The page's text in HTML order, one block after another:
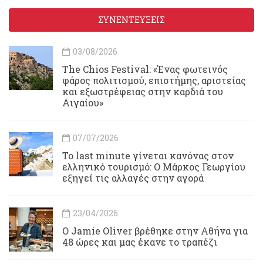
ΣΥΝΕΝΤΕΥΞΕΙΣ
03/08/2026
Τhe Chios Festival: «Ένας φωτεινός
φάρος πολιτισμού, επιστήμης, αριστείας
και εξωστρέφειας στην καρδιά του
Αιγαίου»
07/07/2026
Το last minute γίνεται κανόνας στον
ελληνικό τουρισμό: Ο Μάρκος Γεωργίου
εξηγεί τις αλλαγές στην αγορά
23/04/2026
Ο Jamie Oliver βρέθηκε στην Αθήνα για
48 ώρες και μας έκανε το τραπέζι